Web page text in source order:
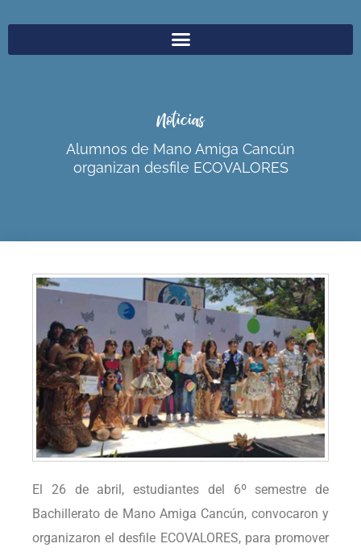
Noticias
Alumnos de Mano Amiga Cancún
organizan desfile ECOVALORES
El 26 de abril, estudiantes del 6º semestre de
Bachillerato de Mano Amiga Cancún, convocaron y
organizaron el desfile ECOVALORES, para promover